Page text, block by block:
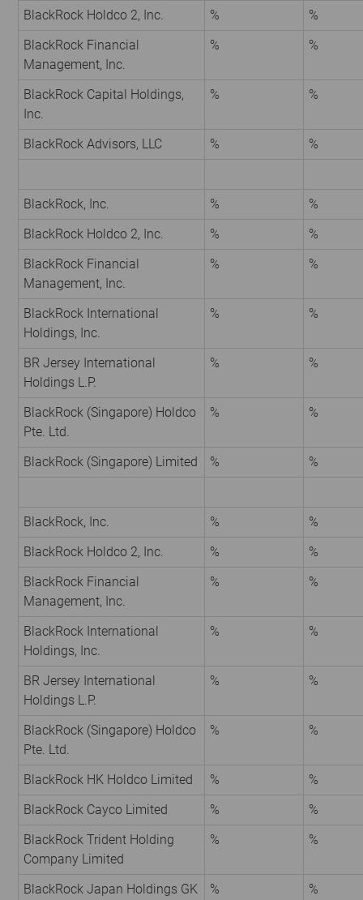
BlackRock Holdco 2, Inc.
%
%
BlackRock Financial
Management, Inc.
% %
BlackRock Capital Holdings,
Inc.
% %
BlackRock Advisors, LLC % %
BlackRock, Inc. %
%
BlackRock Holdco 2, Inc.
%
%
BlackRock Financial
Management, Inc.
% %
BlackRock International
Holdings, Inc.
% %
BR Jersey International
Holdings L.P.
% %
BlackRock (Singapore) Holdco
Pte. Ltd.
% %
BlackRock (Singapore) Limited % %
BlackRock, Inc. %
%
BlackRock Holdco 2, Inc.
%
%
BlackRock Financial
Management, Inc.
% %
BlackRock International
Holdings, Inc.
% %
BR Jersey International
Holdings L.P.
% %
BlackRock (Singapore) Holdco
Pte. Ltd.
% %
BlackRock HK Holdco Limited %
%
BlackRock Cayco Limited
%
%
BlackRock Trident Holding
Company Limited
% %
BlackRock Japan Holdings GK %
%